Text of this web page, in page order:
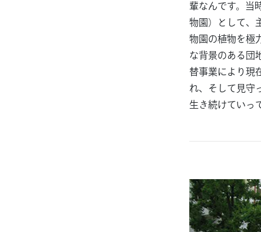
輩なんです。当
物園）として、
物園の植物を極
な背景のある団
替事業により現
れ、そして見守
生き続けていっ